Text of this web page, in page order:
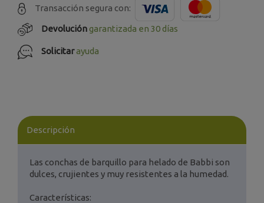
Transacción segura con:
Devolucióngarantizada en 30 días
Solicitarayuda
Descripción
Las conchas de barquillo para helado de Babbi son
dulces, crujientes y muy resistentes a la humedad.
Características: